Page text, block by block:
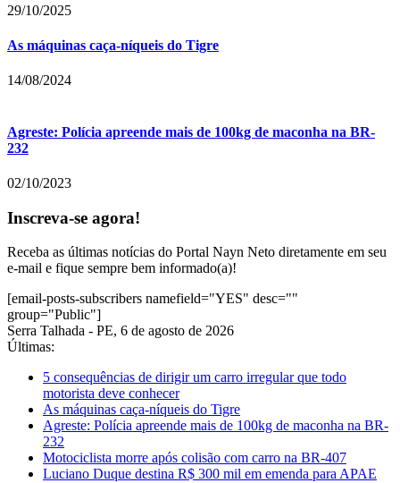
29/10/2025
As máquinas caça-níqueis do Tigre
14/08/2024
Agreste: Polícia apreende mais de 100kg de maconha na BR-
232
02/10/2023
Inscreva-se agora!
Receba as últimas notícias do Portal Nayn Neto diretamente em seu
e-mail e fique sempre bem informado(a)!
[email-posts-subscribers namefield="YES" desc=""
group="Public"]
Serra Talhada - PE, 6 de agosto de 2026
Últimas:
5 consequências de dirigir um carro irregular que todo
motorista deve conhecer
As máquinas caça-níqueis do Tigre
Agreste: Polícia apreende mais de 100kg de maconha na BR-
232
Motociclista morre após colisão com carro na BR-407
Luciano Duque destina R$ 300 mil em emenda para APAE